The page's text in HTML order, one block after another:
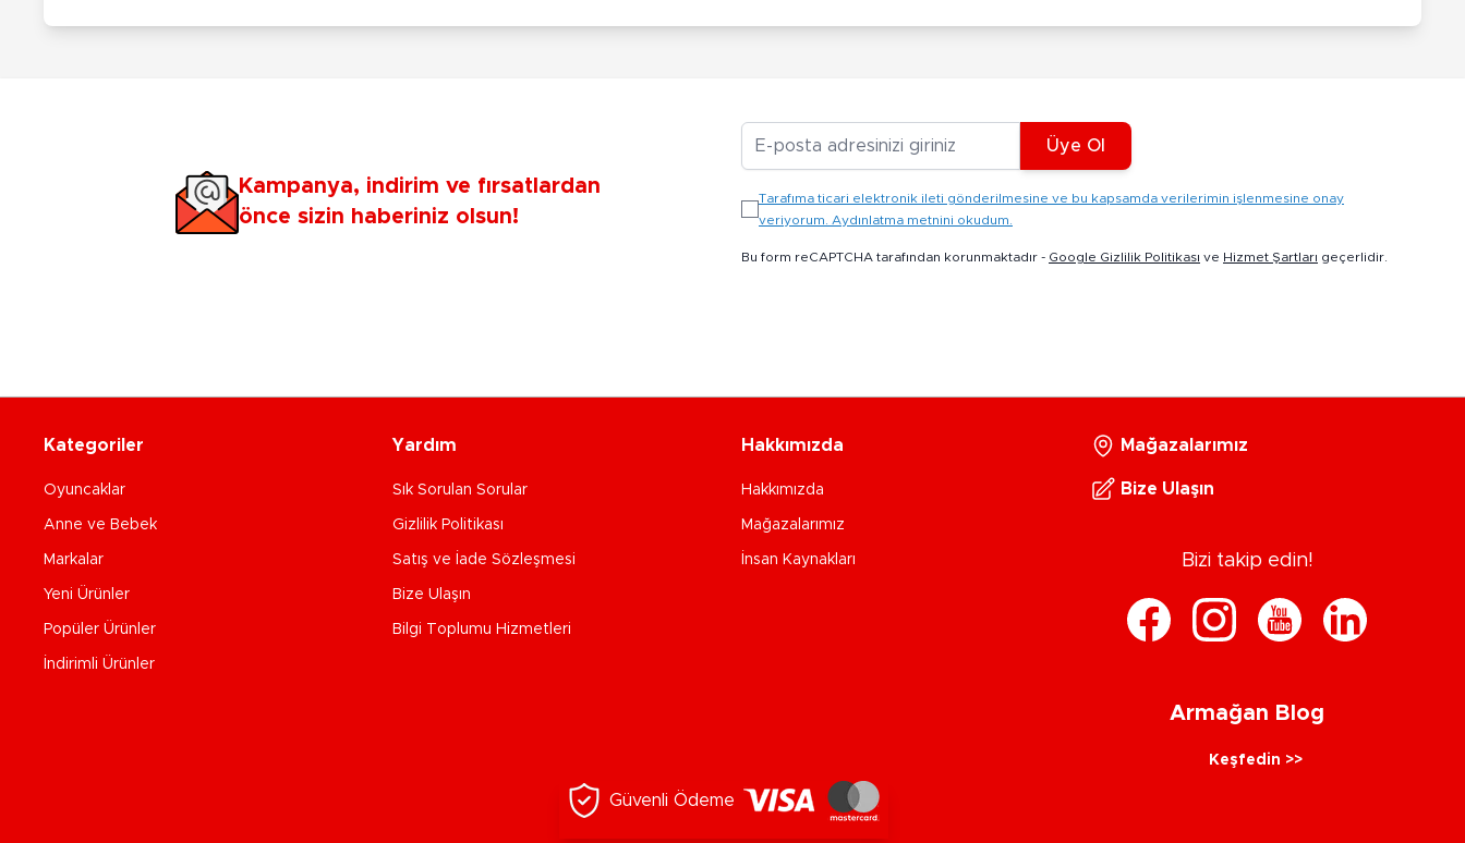
Kampanya, indirim ve fırsatlardan
önce sizin haberiniz olsun!
Üye Ol
Tarafıma ticari elektronik ileti gönderilmesine ve bu kapsamda verilerimin işlenmesine onay
veriyorum. Aydınlatma metnini okudum.
Bu form reCAPTCHA tarafından korunmaktadır - Google Gizlilik Politikası ve Hizmet Şartları geçerlidir.
Kategoriler
Oyuncaklar
Anne ve Bebek
Markalar
Yeni Ürünler
Popüler Ürünler
İndirimli Ürünler
Yardım
Sık Sorulan Sorular
Gizlilik Politikası
Satış ve İade Sözleşmesi
Bize Ulaşın
Bilgi Toplumu Hizmetleri
Hakkımızda
Hakkımızda
Mağazalarımız
İnsan Kaynakları
Mağazalarımız
Bize Ulaşın
Bizi takip edin!
Armağan Blog
Keşfedin >>
Güvenli Ödeme